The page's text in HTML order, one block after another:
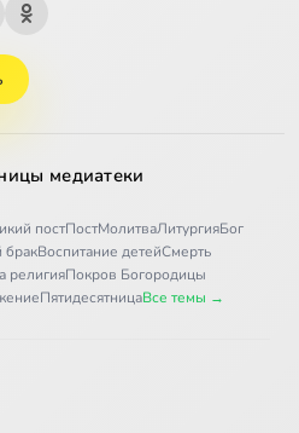
медиатеки
постПостМолитваЛитургияБог
бракВоспитание детейСмерть
религияПокров Богородицы
ПятидесятницаВсе темы →